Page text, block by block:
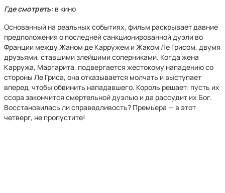
Где смотреть: в кино
Основанный на реальных событиях, фильм раскрывает давние
предположения о последней санкционированной дуэли во
Франции между Жаном де Карружем и Жаком Ле Грисом, двумя
друзьями, ставшими злейшими соперниками. Когда жена
Карружа, Маргарита, подвергается жестокому нападению со
стороны Ле Гриса, она отказывается молчать и выступает
вперед, чтобы обвинить нападавшего. Король решает: пусть их
ссора закончится смертельной дуэлью и да рассудит их Бог.
Восстановилась ли справедливость? Премьера — в этот
четверг, не пропустите!